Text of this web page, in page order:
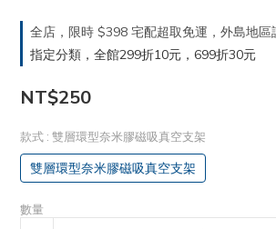
全店，限時 $398 宅配超取免運，外島地區
指定分類，全館299折10元，699折30元
NT$250
款式 : 雙層環型奈米膠磁吸真空支架
雙層環型奈米膠磁吸真空支架
數量